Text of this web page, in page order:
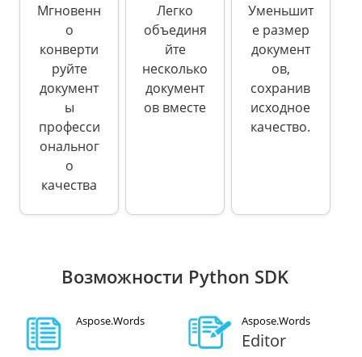
Мгновенн
о
конверти
руйте
документ
ы
професси
ональног
о
качества
Легко
объединя
йте
несколько
документ
ов вместе
Уменьшит
е размер
документ
ов,
сохранив
исходное
качество.
Возможности Python SDK
Aspose.Words Aspose.Words
Editor